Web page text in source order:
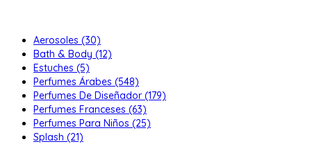
Aerosoles (30)
Bath & Body (12)
Estuches (5)
Perfumes Árabes (548)
Perfumes De Diseñador (179)
Perfumes Franceses (63)
Perfumes Para Niños (25)
Splash (21)